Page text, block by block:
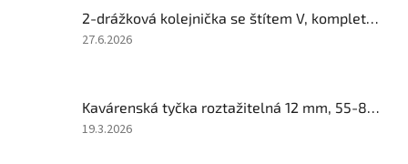
2-drážková kolejnička se štítem V, komplet, 300cm, bílá
Hodnocení
z
5
27.6.2026
Kavárenská tyčka roztažitelná 12 mm, 55-85 cm, bílá
Hodnocení
19.3.2026